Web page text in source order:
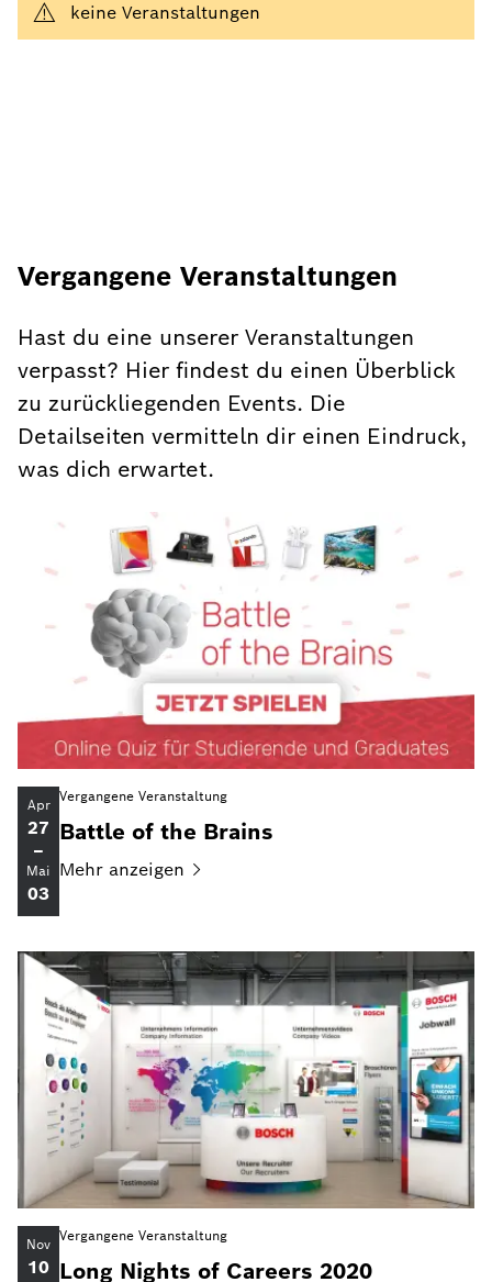
keine Veranstaltungen
Vergangene Veranstaltungen
Hast du eine unserer Veranstaltungen
verpasst? Hier findest du einen Überblick
zu zurückliegenden Events. Die
Detailseiten vermitteln dir einen Eindruck,
was dich erwartet.
Apr
27
–
Mai
03
Vergangene Veranstaltung
Battle of the Brains
Mehr anzeigen
Nov
10
Vergangene Veranstaltung
Long Nights of Careers 2020